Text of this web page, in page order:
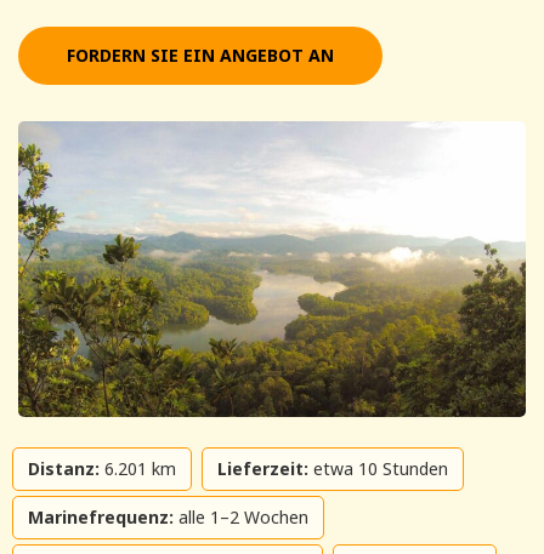
FORDERN SIE EIN ANGEBOT AN
Distanz: 6.201 km Lieferzeit: etwa 10 Stunden
Marinefrequenz: alle 1–2 Wochen